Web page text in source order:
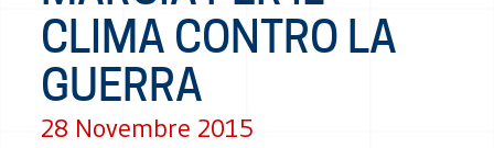
CLIMA CONTRO LA
GUERRA
28 Novembre 2015